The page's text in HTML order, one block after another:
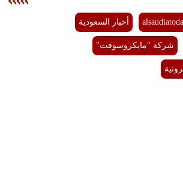
أخبار السعودية
شركة "مايكروسوفت"